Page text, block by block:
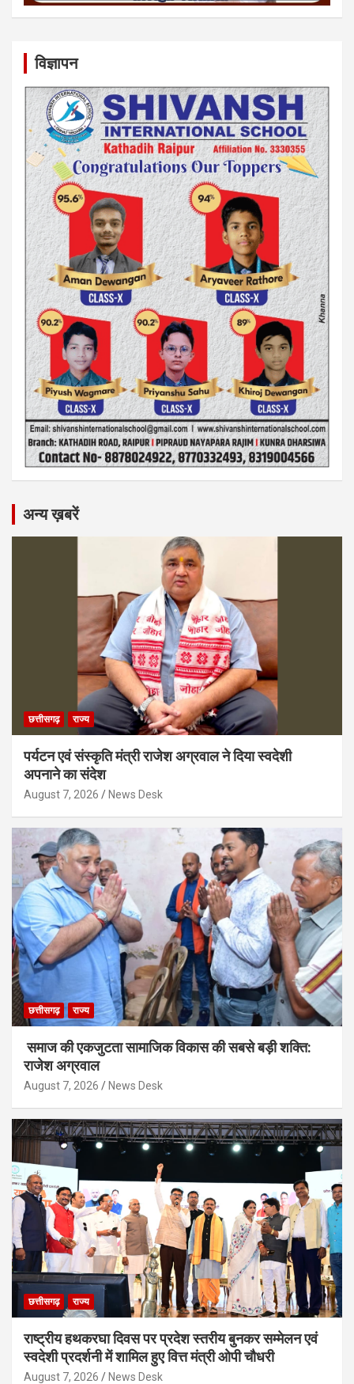
विज्ञापन
अन्य ख़बरें
छत्तीसगढ़ राज्य
पर्यटन एवं संस्कृति मंत्री राजेश अग्रवाल ने दिया स्वदेशी
अपनाने का संदेश
August 7, 2026 News Desk
छत्तीसगढ़ राज्य
समाज की एकजुटता सामाजिक विकास की सबसे बड़ी शक्ति:
राजेश अग्रवाल
August 7, 2026 News Desk
छत्तीसगढ़ राज्य
राष्ट्रीय हथकरघा दिवस पर प्रदेश स्तरीय बुनकर सम्मेलन एवं
स्वदेशी प्रदर्शनी में शामिल हुए वित्त मंत्री ओपी चौधरी
August 7, 2026 News Desk